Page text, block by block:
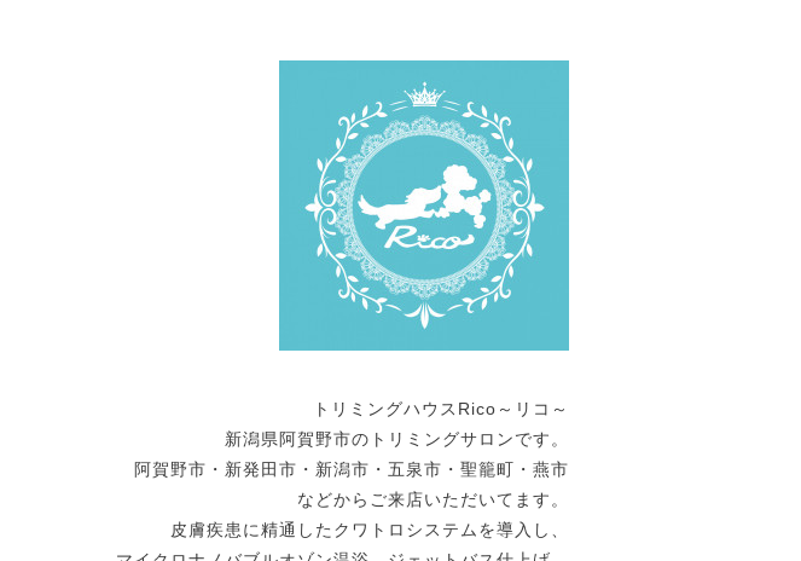
トリミングハウスRico～リコ～
新潟県阿賀野市のトリミングサロンです。
阿賀野市・新発田市・新潟市・五泉市・聖籠町・燕市
などからご来店いただいてます。
皮膚疾患に精通したクワトロシステムを導入し、